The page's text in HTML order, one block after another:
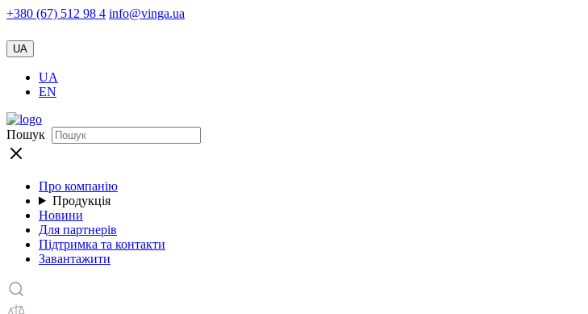
+380 (67) 512 98 4 info@vinga.ua
UA
UA
EN
Пошук
Про компанію
Продукція
Новини
Для партнерів
Підтримка та контакти
Завантажити